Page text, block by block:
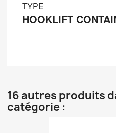
TYPE
HOOKLIFT
16 autres produits
catégorie :